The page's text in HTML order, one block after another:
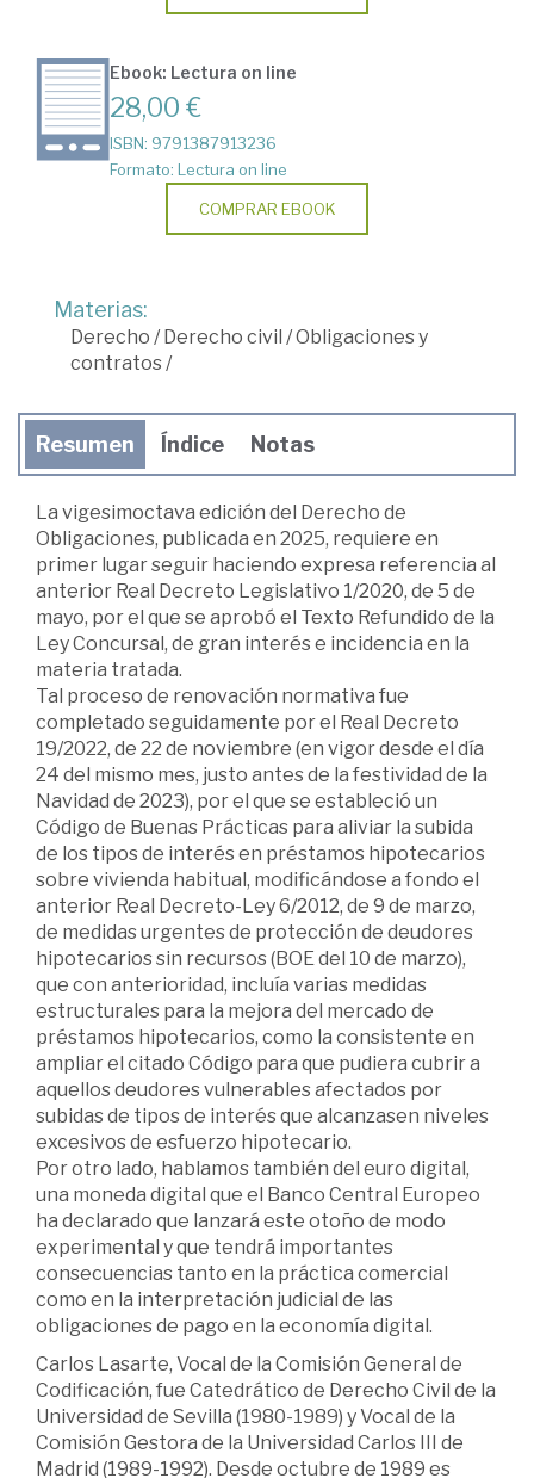
Ebook: Lectura on line
28,00 €
ISBN: 9791387913236
Formato: Lectura on line
COMPRAR EBOOK
Materias:
Derecho / Derecho civil /Obligaciones y
contratos/
Resumen Índice Notas
La vigesimoctava edición del Derecho de
Obligaciones, publicada en 2025, requiere en
primer lugar seguir haciendo expresa referencia al
anterior Real Decreto Legislativo 1/2020, de 5 de
mayo, por el que se aprobó el Texto Refundido de la
Ley Concursal, de gran interés e incidencia en la
materia tratada.
Tal proceso de renovación normativa fue
completado seguidamente por el Real Decreto
19/2022, de 22 de noviembre (en vigor desde el día
24 del mismo mes, justo antes de la festividad de la
Navidad de 2023), por el que se estableció un
Código de Buenas Prácticas para aliviar la subida
de los tipos de interés en préstamos hipotecarios
sobre vivienda habitual, modificándose a fondo el
anterior Real Decreto-Ley 6/2012, de 9 de marzo,
de medidas urgentes de protección de deudores
hipotecarios sin recursos (BOE del 10 de marzo),
que con anterioridad, incluía varias medidas
estructurales para la mejora del mercado de
préstamos hipotecarios, como la consistente en
ampliar el citado Código para que pudiera cubrir a
aquellos deudores vulnerables afectados por
subidas de tipos de interés que alcanzasen niveles
excesivos de esfuerzo hipotecario.
Por otro lado, hablamos también del euro digital,
una moneda digital que el Banco Central Europeo
ha declarado que lanzará este otoño de modo
experimental y que tendrá importantes
consecuencias tanto en la práctica comercial
como en la interpretación judicial de las
obligaciones de pago en la economía digital.
Carlos Lasarte, Vocal de la Comisión General de
Codificación, fue Catedrático de Derecho Civil de la
Universidad de Sevilla (1980-1989) y Vocal de la
Comisión Gestora de la Universidad Carlos III de
Madrid (1989-1992). Desde octubre de 1989 es